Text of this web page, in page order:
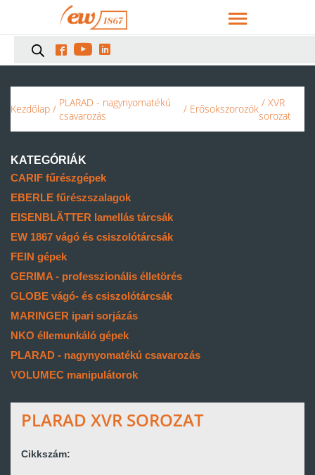
  
Kezdőlap / PLARAD - nagynyomatékú
csavarozás
/ Erősokszorozók / XVR
sorozat
KATEGÓRIÁK
CARIF fűrészgépek
EBERLE fűrészszalagok
EISENBLÄTTER lamellás tárcsák
EW 1867 vágó és csiszolótárcsák
FEIN gépek
GERIMA - professzionális élletörés
GLOBE vágó- és csiszolótárcsák
MARINGER ipari sorjázás
NKO éllemunkáló gépek
PLARAD - nagynyomatékú csavarozás
VOLUMEC manipulátorok
PLARAD XVR SOROZAT
Cikkszám: